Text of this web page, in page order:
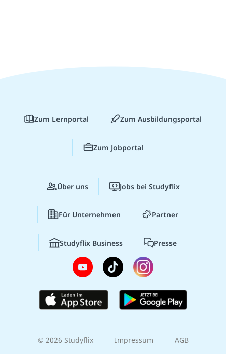
Zum Lernportal Zum Ausbildungsportal
Zum Jobportal
Über uns Jobs bei Studyflix
Für Unternehmen Partner
Studyflix Business Presse
© 2026 Studyflix Impressum AGB